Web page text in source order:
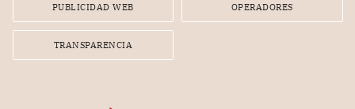
PUBLICIDAD WEB OPERADORES
TRANSPARENCIA